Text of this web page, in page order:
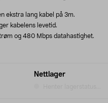
Nettlager
ekstra lang kabel på 3m.
kabelens levetid.
og 480 Mbps datahastighet.